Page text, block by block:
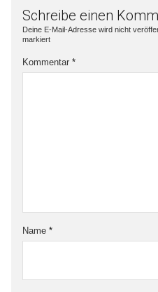
Schreibe einen
Deine E-Mail-Adresse wird nicht
markiert
Kommentar *
Name *